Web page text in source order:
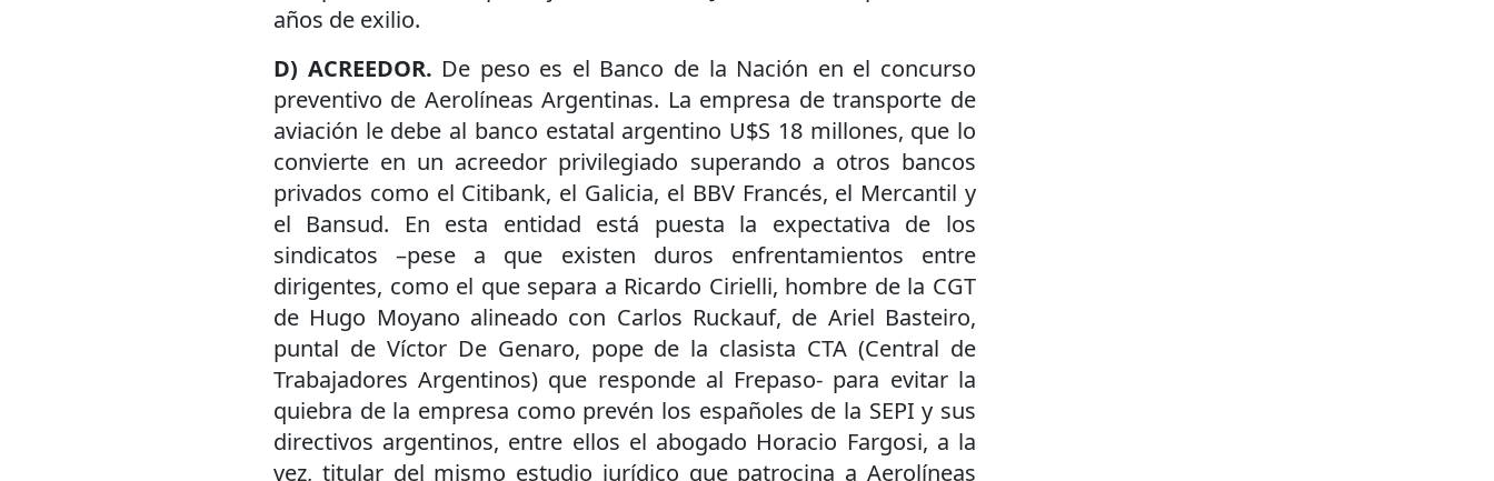
años de exilio.
D) ACREEDOR. De peso es el Banco de la Nación en el concurso
preventivo de Aerolíneas Argentinas. La empresa de transporte de
aviación le debe al banco estatal argentino U$S 18 millones, que lo
convierte en un acreedor privilegiado superando a otros bancos
privados como el Citibank, el Galicia, el BBV Francés, el Mercantil y
el Bansud. En esta entidad está puesta la expectativa de los
sindicatos –pese a que existen duros enfrentamientos entre
dirigentes, como el que separa a Ricardo Cirielli, hombre de la CGT
de Hugo Moyano alineado con Carlos Ruckauf, de Ariel Basteiro,
puntal de Víctor De Genaro, pope de la clasista CTA (Central de
Trabajadores Argentinos) que responde al Frepaso- para evitar la
quiebra de la empresa como prevén los españoles de la SEPI y sus
directivos argentinos, entre ellos el abogado Horacio Fargosi, a la
vez, titular del mismo estudio jurídico que patrocina a Aerolíneas